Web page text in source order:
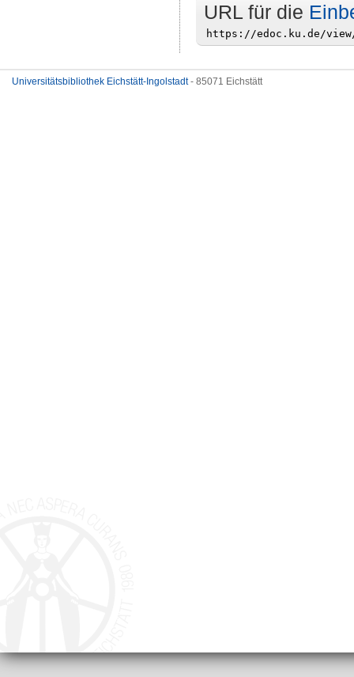
URL für die
Universitätsbibliothek Eichstätt-Ingolstadt- 85071 Eichstätt